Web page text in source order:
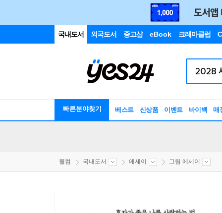
국내도서 외국도서 중고샵 eBook 크레마클럽
빠른분야찾기 베스트 신상품 이벤트 바이백 매
웰컴 국내도서 에세이 그림 에세이